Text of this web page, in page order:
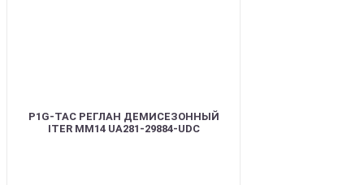
P1G-TAC РЕГЛАН ДЕМИСЕЗОННЫЙ
ITER ММ14 UA281-29884-UDC